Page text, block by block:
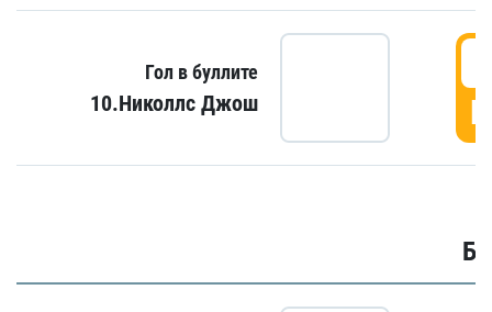
Гол в буллите
10.Николлс Джош